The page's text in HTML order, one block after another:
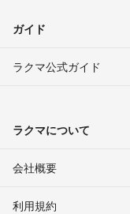
ガイド
ラクマ公式ガイド
ラクマについて
会社概要
利用規約